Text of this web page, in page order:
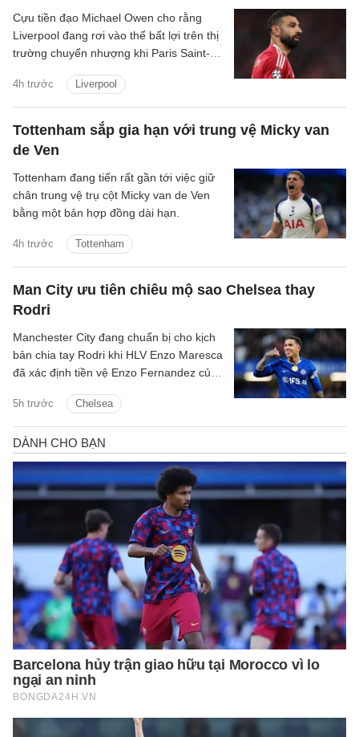
4h trước Liverpool
Cựu tiền đạo Michael Owen cho rằng
Liverpool đang rơi vào thế bất lợi trên thị
trường chuyển nhượng khi Paris Saint-
người thay Mohamed Salah để đẩy giá
Bradley Barcola lên mức rất cao.
Tottenham sắp gia hạn với trung vệ Micky van
de Ven
4h trước Tottenham
Tottenham đang tiến rất gần tới việc giữ
chân trung vệ trụ cột Micky van de Ven
bằng một bản hợp đồng dài hạn.
Man City ưu tiên chiêu mộ sao Chelsea thay
Rodri
5h trước Chelsea
Manchester City đang chuẩn bị cho kịch
bản chia tay Rodri khi HLV Enzo Maresca
đã xác định tiền vệ Enzo Fernandez của
ngôi sao người Tây Ban Nha.